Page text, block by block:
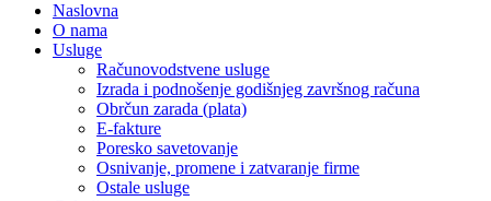
Naslovna
O nama
Usluge
Računovodstvene usluge
Izrada i podnošenje godišnjeg završnog računa
Obrčun zarada (plata)
E-fakture
Poresko savetovanje
Osnivanje, promene i zatvaranje firme
Ostale usluge